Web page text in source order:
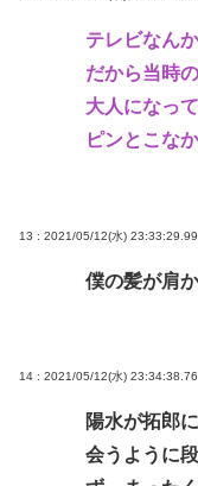
テレビなん
だから当時
大人になっ
ピンとこな
13 : 2021/05/12(水) 23:33:29.99
僕の髪が肩
14 : 2021/05/12(水) 23:34:38.76
陽水が拓郎
会うように